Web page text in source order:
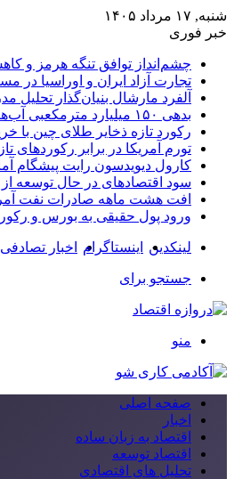
شنبه, ۱۷ مرداد ۱۴۰۵
خبر فوری
چشم‌انداز توافق تنگه هرمز و
تجارت آزاد ایران و اوراسیا در
آلفرد مارشال بنیان‌گذار تحلیل
بدهی ۱۵۰ میلیارد مترمکعبی آب‌های زیرزمینی ایران
رکورد تازه ذخایر طلای چین با
تورم آمریکا در برابر رکوردهای
کارول دیویدسون رایت پیشگام
سود اقتصادهای در حال
افت هشت ماهه صادرات نفت
ورود پول حقیقی به بورس و
لینکدین اینستاگرام اخبار تصادفی
جستجو برای
منو
صفحه اصلی
اخبار
اقتصاد به زبان ساده
اقتصاد توسعه
تحلیل های اقتصادی